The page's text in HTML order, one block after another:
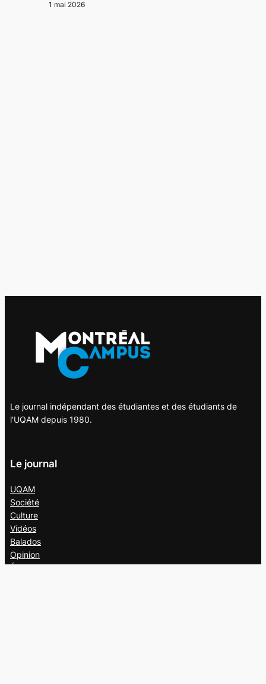
1 mai 2026
Le journal indépendant des étudiantes et des étudiants de
l'UQAM depuis 1980.
Le journal
UQAM
Société
Culture
Vidéos
Balados
Opinion
Éditions papier